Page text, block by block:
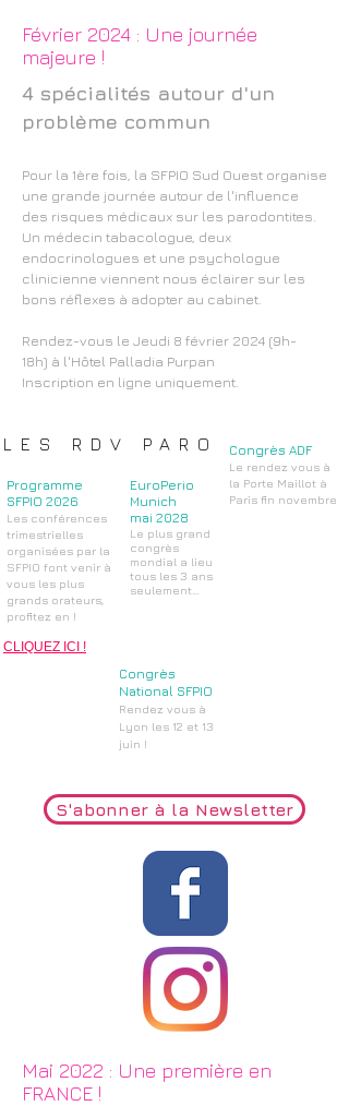
Février 2024 : Une journée
majeure !
4 spécialités autour d'un
problème commun
Pour la 1ère fois, la SFPIO Sud Ouest organise
une grande journée autour de l'influence
des risques médicaux sur les parodontites.
Un médecin tabacologue, deux
endocrinologues et une psychologue
clinicienne viennent nous éclairer sur les
bons réflexes à adopter au cabinet.
Rendez-vous le Jeudi 8 février 2024 (9h-
18h) à l'Hôtel Palladia Purpan
Inscription en ligne uniquement.
LES RDV PARO
Programme
SFPIO 2026
Les conférences
trimestrielles
organisées par la
SFPIO font venir à
vous les plus
grands orateurs,
profitez en !
2023
CLIQUEZ ICI !
EuroPerio
Munich
mai 2028
Le plus grand
congrès
mondial a lieu
tous les 3 ans
seulement...
Congrès ADF
Le rendez vous à
la Porte Maillot à
Paris fin novembre
Congrès
National SFPIO
Rendez vous à
Lyon les 12 et 13
juin !
S'abonner à la Newsletter
Mai 2022 : Une première en
FRANCE !